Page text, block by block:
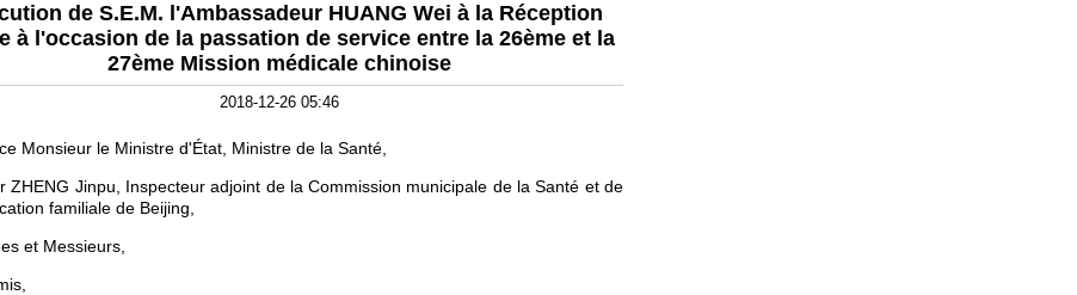
de S.E.M. l'Ambassadeur HUANG Wei à la Réception
à l'occasion de la passation de service entre la 26ème et la
27ème Mission médicale chinoise
2018-12-26 05:46
Monsieur le Ministre d'État, Ministre de la Santé,
ZHENG Jinpu, Inspecteur adjoint de la Commission municipale de la Santé et de
familiale de Beijing,
et Messieurs,